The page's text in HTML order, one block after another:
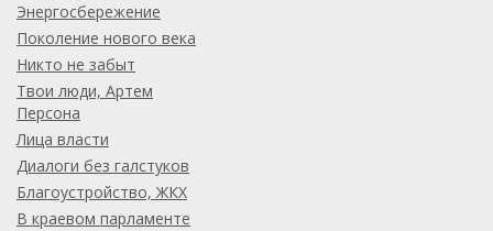
Энергосбережение
Поколение нового века
Никто не забыт
Твои люди, Артем
Персона
Лица власти
Диалоги без галстуков
Благоустройство, ЖКХ
В краевом парламенте